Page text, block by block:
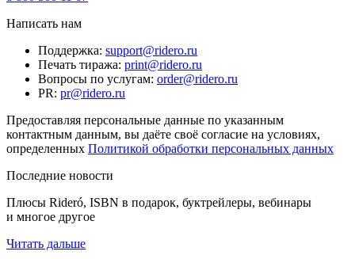
Написать нам
Поддержка: support@ridero.ru
Печать тиража: print@ridero.ru
Вопросы по услугам: order@ridero.ru
PR: pr@ridero.ru
Предоставляя персональные данные по указанным
контактным данным, вы даёте своё согласие на условиях,
определенных Политикой обработки персональных данных
Последние новости
Плюсы Rideró, ISBN в подарок, буктрейлеры, вебинары
и многое другое
Читать дальше